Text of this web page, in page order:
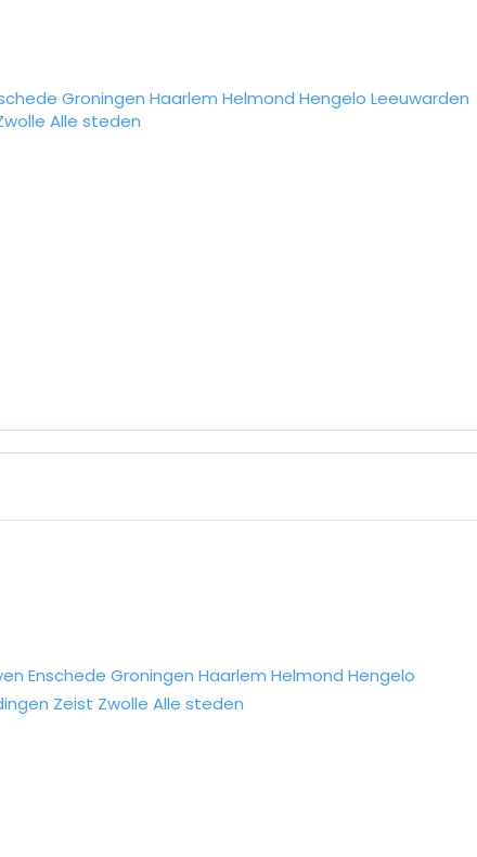
Groningen Haarlem Helmond Hengelo Leeuwarden
Alle steden
Enschede Groningen Haarlem Helmond Hengelo
Zeist Zwolle Alle steden